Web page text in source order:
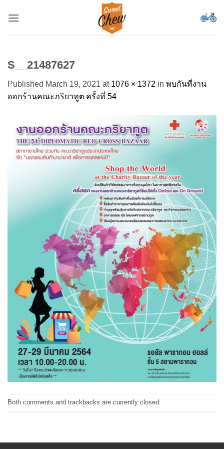
S__21487627
Published March 19, 2021 at 1076 × 1372 in พบกันที่งาน
ออกร้านคณะภริยาทูต ครั้งที่ 54
Both comments and trackbacks are currently closed.